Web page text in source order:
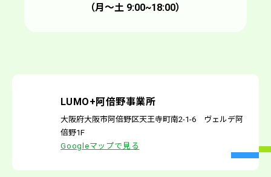
（月〜土 9:00~18:00）
LUMO+阿倍野事業所
大阪府大阪市阿倍野区天王寺町南2-1-6 ヴェルデ阿
倍野1F
Googleマップで見る